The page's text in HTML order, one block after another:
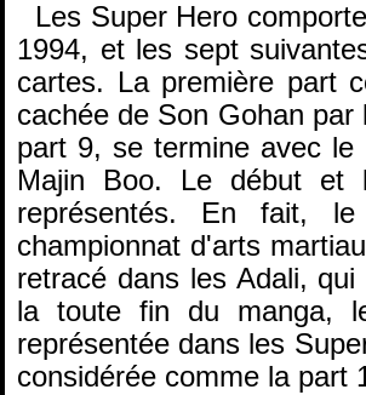
Les Super Hero
1994, et les sept
cartes. La première part
cachée de Son Gohan
part 9, se termine avec
Majin Boo. Le début
représentés. En fait,
championnat d'arts
retracé dans les Adali,
la toute fin du manga,
représentée dans les
considérée comme la part